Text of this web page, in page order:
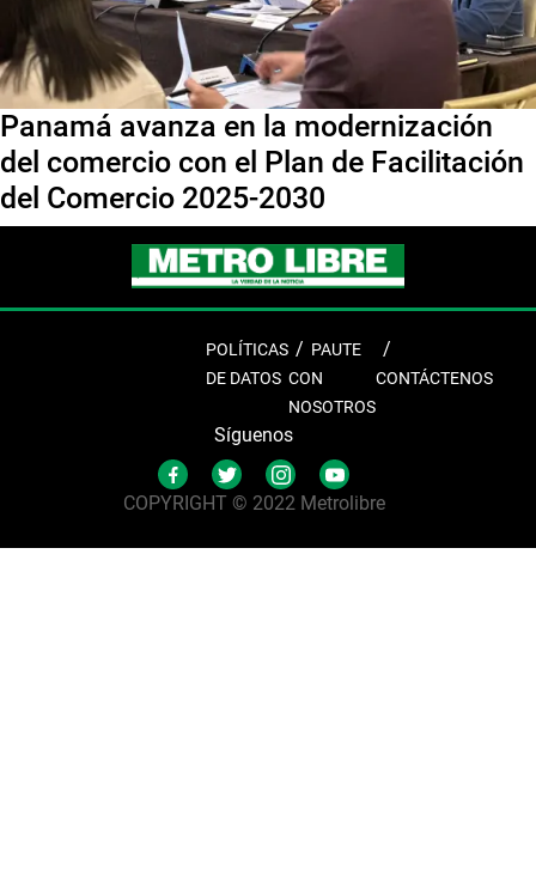
Panamá avanza en la modernización
del comercio con el Plan de Facilitación
del Comercio 2025-2030
POLÍTICAS
DE DATOS
PAUTE
CON
NOSOTROS
CONTÁCTENOS
Síguenos
COPYRIGHT © 2022 Metrolibre